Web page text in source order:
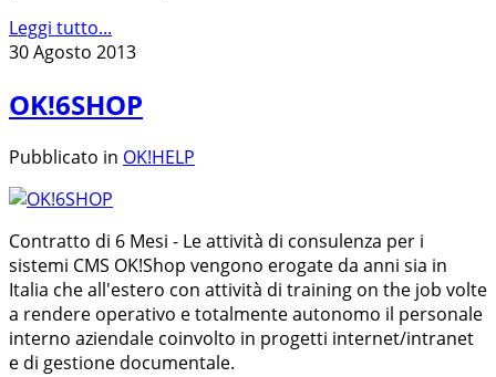
Leggi tutto...
30 Agosto 2013
OK!6SHOP
Pubblicato in OK!HELP
Contratto di 6 Mesi - Le attività di consulenza per i
sistemi CMS OK!Shop vengono erogate da anni sia in
Italia che all'estero con attività di training on the job volte
a rendere operativo e totalmente autonomo il personale
interno aziendale coinvolto in progetti internet/intranet
e di gestione documentale.